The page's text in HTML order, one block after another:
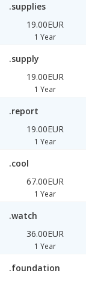
.supplies
19.00EUR
1 Year
.supply
19.00EUR
1 Year
.report
19.00EUR
1 Year
.cool
67.00EUR
1 Year
.watch
36.00EUR
1 Year
.foundation